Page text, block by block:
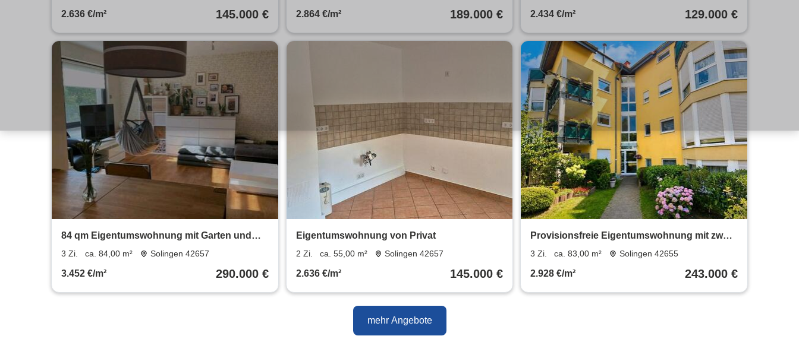
2.636 €/m² 145.000 € 2.864 €/m² 189.000 € 2.434 €/m² 129.000 €
84 qm Eigentumswohnung mit Garten und
Garage
3 Zi. ca. 84,00 m² Solingen 42657
3.452 €/m² 290.000 €
Eigentumswohnung von Privat
2 Zi. ca. 55,00 m² Solingen 42657
2.636 €/m² 145.000 €
Provisionsfreie Eigentumswohnung mit zwei
Bädern und Garage
3 Zi. ca. 83,00 m² Solingen 42655
2.928 €/m² 243.000 €
mehr Angebote